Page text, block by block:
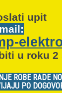
upit
u roku 2
ROBE RADE
PO